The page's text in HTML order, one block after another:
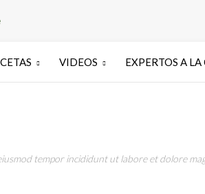
VIDEOS EXPERTOS A LA
tempor incididunt ut labore et dolore